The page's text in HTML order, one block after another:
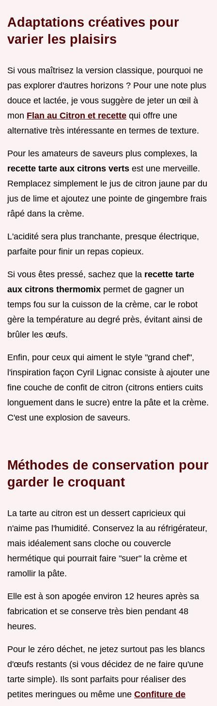
Adaptations créatives pour
varier les plaisirs
Si vous maîtrisez la version classique, pourquoi ne
pas explorer d'autres horizons ? Pour une note plus
douce et lactée, je vous suggère de jeter un œil à
mon Flan au Citron et recette qui offre une
alternative très intéressante en termes de texture.
Pour les amateurs de saveurs plus complexes, la
recette tarte aux citrons verts est une merveille.
Remplacez simplement le jus de citron jaune par du
jus de lime et ajoutez une pointe de gingembre frais
râpé dans la crème.
L'acidité sera plus tranchante, presque électrique,
parfaite pour finir un repas copieux.
Si vous êtes pressé, sachez que la recette tarte
aux citrons thermomix permet de gagner un
temps fou sur la cuisson de la crème, car le robot
gère la température au degré près, évitant ainsi de
brûler les œufs.
Enfin, pour ceux qui aiment le style "grand chef",
l'inspiration façon Cyril Lignac consiste à ajouter une
fine couche de confit de citron (citrons entiers cuits
longuement dans le sucre) entre la pâte et la crème.
C'est une explosion de saveurs.
Méthodes de conservation pour
garder le croquant
La tarte au citron est un dessert capricieux qui
n'aime pas l'humidité. Conservez la au réfrigérateur,
mais idéalement sans cloche ou couvercle
hermétique qui pourrait faire "suer" la crème et
ramollir la pâte.
Elle est à son apogée environ 12 heures après sa
fabrication et se conserve très bien pendant 48
heures.
Pour le zéro déchet, ne jetez surtout pas les blancs
d'œufs restants (si vous décidez de ne faire qu'une
tarte simple). Ils sont parfaits pour réaliser des
petites meringues ou même une Confiture de